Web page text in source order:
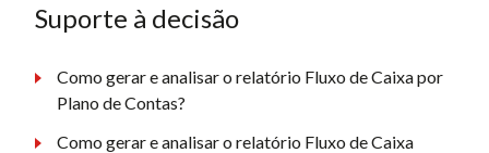
Suporte à decisão
Como gerar e analisar o relatório Fluxo de Caixa por
Plano de Contas?
Como gerar e analisar o relatório Fluxo de Caixa